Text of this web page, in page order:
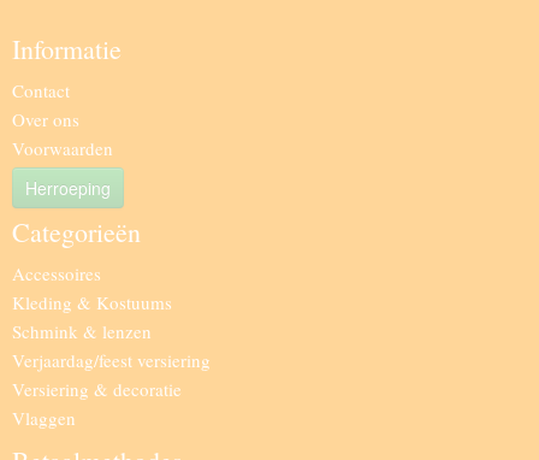
Informatie
Contact
Over ons
Voorwaarden
Herroeping
Categorieën
Accessoires
Kleding & Kostuums
Schmink & lenzen
Verjaardag/feest versiering
Versiering & decoratie
Vlaggen